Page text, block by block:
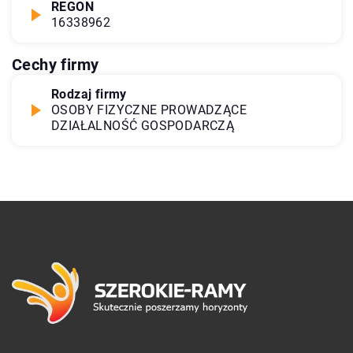
REGON
16338962
Cechy firmy
Rodzaj firmy
OSOBY FIZYCZNE PROWADZĄCE
DZIAŁALNOŚĆ GOSPODARCZĄ